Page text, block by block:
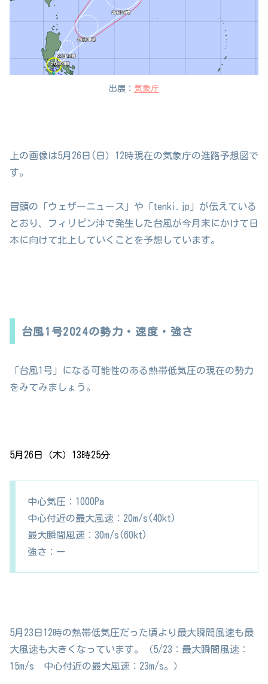
出展： 気象庁
上の画像は5月26日(日）12時現在の気象庁の進路予想図で
す。
冒頭の「ウェザーニュース」や「tenki.jp」が伝えている
とおり、フィリピン沖で発生した台風が今月末にかけて日
本に向けて北上していくことを予想しています。
台風1号2024の勢力・速度・強さ
「台風1号」になる可能性のある熱帯低気圧の現在の勢力
をみてみましょう。
5月26日（木）13時25分
中心気圧：1000Pa
中心付近の最大風速：20m/s(40kt)
最大瞬間風速：30m/s(60kt)
強さ：ー
5月23日12時の熱帯低気圧だった頃より最大瞬間風速も最
大風速も大きくなっています。（5/23：最大瞬間風速：
15m/s 中心付近の最大風速：23m/s。）